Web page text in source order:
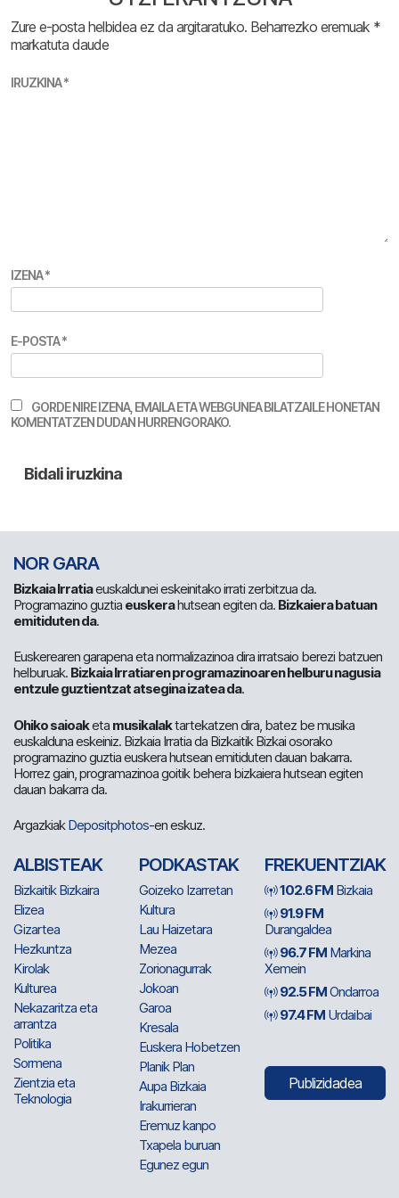
Zure e-posta helbidea ez da argitaratuko. Beharrezko eremuak *
markatuta daude
IRUZKINA*
IZENA*
E-POSTA*
GORDE NIRE IZENA, EMAILA ETA WEBGUNEA BILATZAILE HONETAN
KOMENTATZEN DUDAN HURRENGORAKO.
NOR GARA
Bizkaia Irratiaeuskaldunei eskeinitako irrati zerbitzua da.
Programazino guztia euskerahutsean egiten da. Bizkaiera batuan
emitiduten da.
Euskerearen garapena eta normalizazinoa dira irratsaio berezi batzuen
helburuak. Bizkaia Irratiaren programazinoaren helburu nagusia
entzule guztientzat atsegina izatea da.
Ohiko saioaketa musikalaktartekatzen dira, batez be musika
euskalduna eskeiniz. Bizkaia Irratia da Bizkaitik Bizkai osorako
programazino guztia euskera hutsean emitiduten dauan bakarra.
Horrez gain, programazinoa goitik behera bizkaiera hutsean egiten
dauan bakarra da.
ArgazkiakDepositphotos-en eskuz.
ALBISTEAK
Bizkaitik Bizkaira
Elizea
Gizartea
Hezkuntza
Kirolak
Kulturea
Nekazaritza eta
arrantza
Politika
Sormena
Zientzia eta
Teknologia
PODKASTAK
Goizeko Izarretan
Kultura
Lau Haizetara
Mezea
Zorionagurrak
Jokoan
Garoa
Kresala
Euskera Hobetzen
Planik Plan
Aupa Bizkaia
Irakurrieran
Eremuz kanpo
Txapela buruan
Egunez egun
FREKUENTZIAK
102.6 FM Bizkaia
91.9 FM
Durangaldea
96.7 FM Markina
Xemein
92.5 FMOndarroa
97.4 FM Urdaibai
Publizidadea